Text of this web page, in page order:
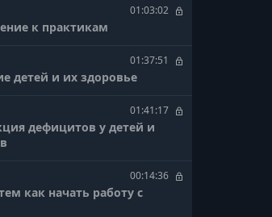
01:03:02
к практикам
01:37:51
детей и их здоровье
01:41:17
дефицитов у детей и
00:14:36
как начать работу с